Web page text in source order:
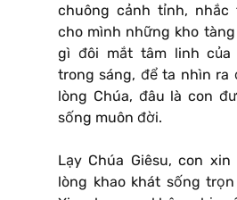
chuông cảnh tỉnh,
cho mình những kho
gì đôi mắt tâm linh của
trong sáng, để ta nhìn ra
lòng Chúa, đâu là con
sống muôn đời.
Lạy Chúa Giêsu, con
lòng khao khát sống